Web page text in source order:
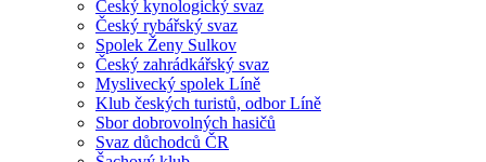
Český kynologický svaz
Český rybářský svaz
Spolek Ženy Sulkov
Český zahrádkářský svaz
Myslivecký spolek Líně
Klub českých turistů, odbor Líně
Sbor dobrovolných hasičů
Svaz důchodců ČR